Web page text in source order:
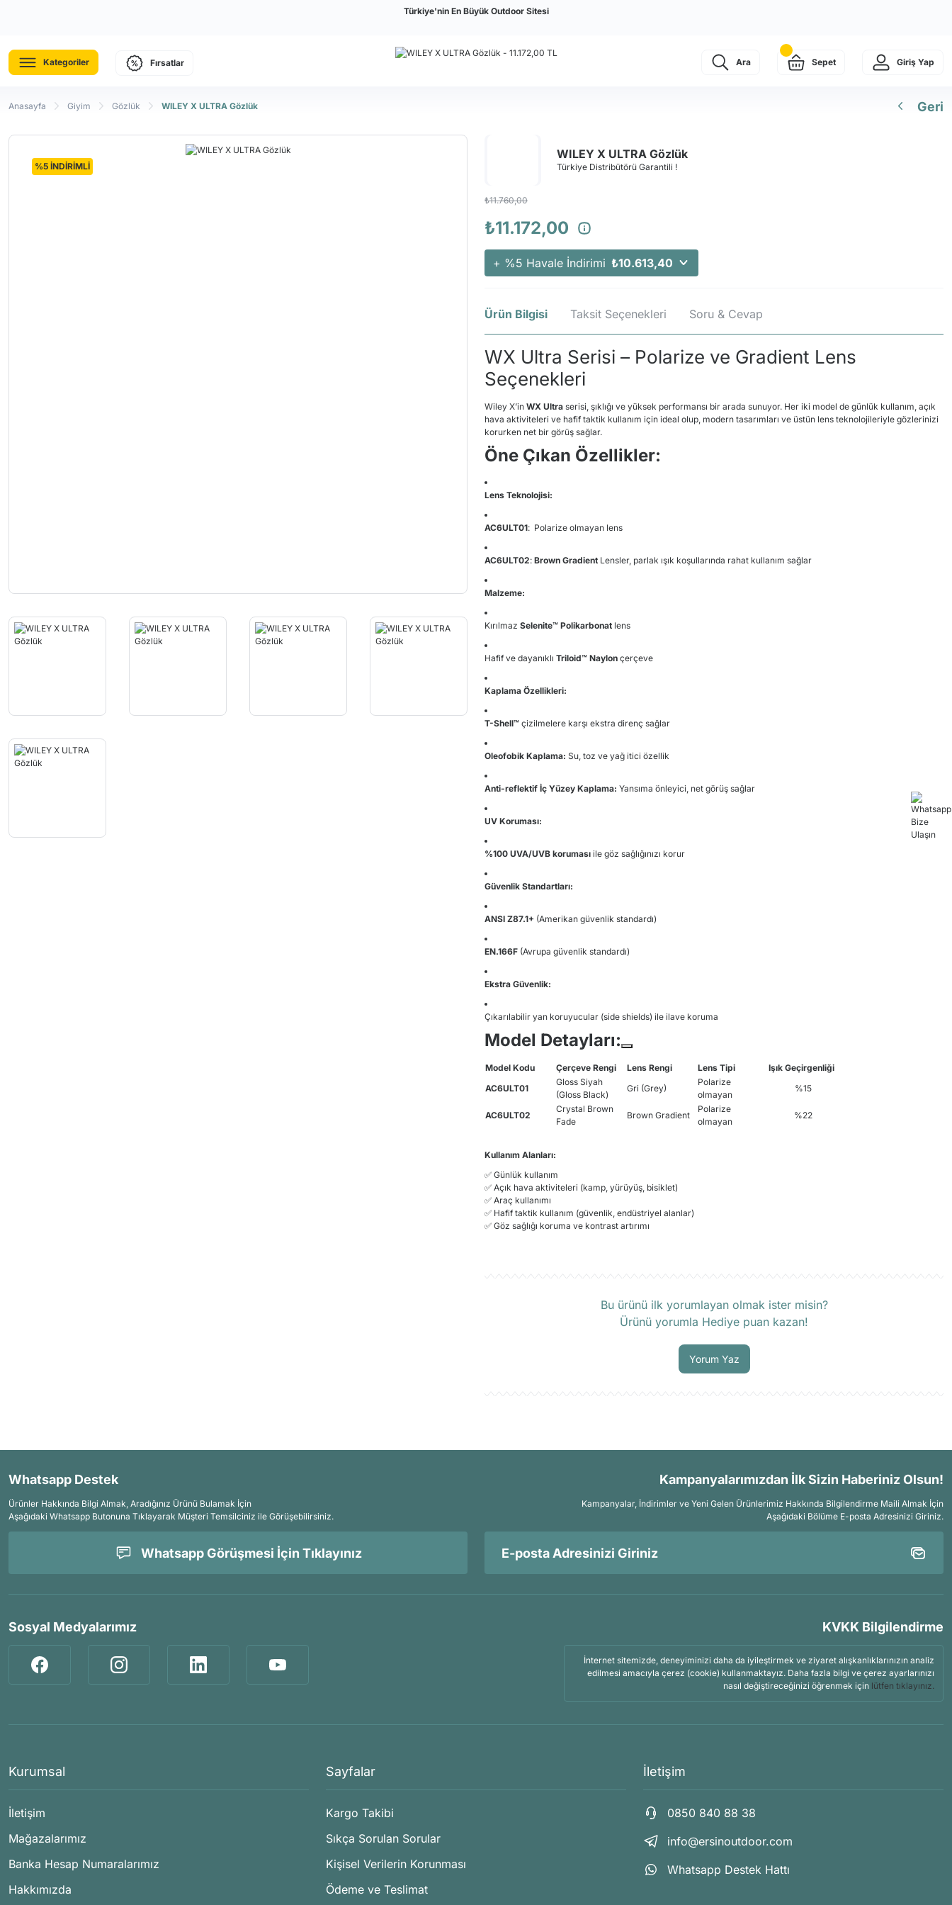
Türkiye'nin En Büyük Outdoor Sitesi
Kategoriler Fırsatlar Ara Sepet Giriş Yap
Anasayfa Giyim Gözlük WILEY X ULTRA Gözlük Geri
%5 İNDİRİMLİ
WILEY X ULTRA Gözlük
Türkiye Distribütörü Garantili !
₺11.760,00
₺11.172,00
+ %5 Havale İndirimi ₺10.613,40
Ürün Bilgisi Taksit Seçenekleri Soru & Cevap
WX Ultra Serisi – Polarize ve Gradient Lens
Seçenekleri
Wiley X’in WX Ultra serisi, şıklığı ve yüksek performansı bir arada sunuyor. Her iki model de günlük kullanım, açık
hava aktiviteleri ve hafif taktik kullanım için ideal olup, modern tasarımları ve üstün lens teknolojileriyle gözlerinizi
korurken net bir görüş sağlar.
Öne Çıkan Özellikler:
Lens Teknolojisi:
AC6ULT01: Polarize olmayan lens
AC6ULT02: Brown Gradient Lensler, parlak ışık koşullarında rahat kullanım sağlar
Malzeme:
Kırılmaz Selenite™ Polikarbonat lens
Hafif ve dayanıklı Triloid™ Naylon çerçeve
Kaplama Özellikleri:
T-Shell™ çizilmelere karşı ekstra direnç sağlar
Oleofobik Kaplama: Su, toz ve yağ itici özellik
Anti-reflektif İç Yüzey Kaplama: Yansıma önleyici, net görüş sağlar
UV Koruması:
%100 UVA/UVB koruması ile göz sağlığınızı korur
Güvenlik Standartları:
ANSI Z87.1+ (Amerikan güvenlik standardı)
EN.166F (Avrupa güvenlik standardı)
Ekstra Güvenlik:
Çıkarılabilir yan koruyucular (side shields) ile ilave koruma
Model Detayları:
Model Kodu Çerçeve Rengi Lens Rengi Lens Tipi
Işık Geçirgenliği
AC6ULT01
Gloss Siyah
(Gloss Black)
Gri (Grey)
Polarize
olmayan
%15
AC6ULT02
Crystal Brown
Fade
Brown Gradient
Polarize
olmayan
%22
Kullanım Alanları:
✅ Günlük kullanım
✅ Açık hava aktiviteleri (kamp, yürüyüş, bisiklet)
✅ Araç kullanımı
✅ Hafif taktik kullanım (güvenlik, endüstriyel alanlar)
✅ Göz sağlığı koruma ve kontrast artırımı
Bu ürünü ilk yorumlayan olmak ister misin?
Ürünü yorumla Hediye puan kazan!
Yorum Yaz
Whatsapp Destek
Ürünler Hakkında Bilgi Almak, Aradığınız Ürünü Bulamak İçin
Aşağıdaki Whatsapp Butonuna Tıklayarak Müşteri Temsilciniz ile Görüşebilirsiniz.
Whatsapp Görüşmesi İçin Tıklayınız
Kampanyalarımızdan İlk Sizin Haberiniz Olsun!
Kampanyalar, İndirimler ve Yeni Gelen Ürünlerimiz Hakkında Bilgilendirme Maili Almak İçin
Aşağıdaki Bölüme E-posta Adresinizi Giriniz.
Sosyal Medyalarımız KVKK Bilgilendirme
İnternet sitemizde, deneyiminizi daha da iyileştirmek ve ziyaret alışkanlıklarınızın analiz
edilmesi amacıyla çerez (cookie) kullanmaktayız. Daha fazla bilgi ve çerez ayarlarınızı
nasıl değiştireceğinizi öğrenmek için lütfen tıklayınız.
Kurumsal
İletişim
Mağazalarımız
Banka Hesap Numaralarımız
Hakkımızda
Sayfalar
Kargo Takibi
Sıkça Sorulan Sorular
Kişisel Verilerin Korunması
Ödeme ve Teslimat
İletişim
0850 840 88 38
info@ersinoutdoor.com
Whatsapp Destek Hattı